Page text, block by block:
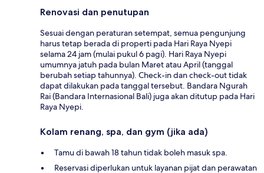
Renovasi dan penutupan
Sesuai dengan peraturan setempat, semua pengunjung
harus tetap berada di properti pada Hari Raya Nyepi
selama 24 jam (mulai pukul 6 pagi). Hari Raya Nyepi
umumnya jatuh pada bulan Maret atau April (tanggal
berubah setiap tahunnya). Check-in dan check-out tidak
dapat dilakukan pada tanggal tersebut. Bandara Ngurah
Rai (Bandara Internasional Bali) juga akan ditutup pada Hari
Raya Nyepi.
Kolam renang, spa, dan gym (jika ada)
Tamu di bawah 18 tahun tidak boleh masuk spa.
Reservasi diperlukan untuk layanan pijat dan perawatan